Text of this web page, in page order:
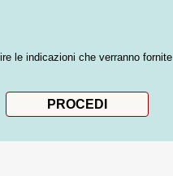
le indicazioni che verranno fornite